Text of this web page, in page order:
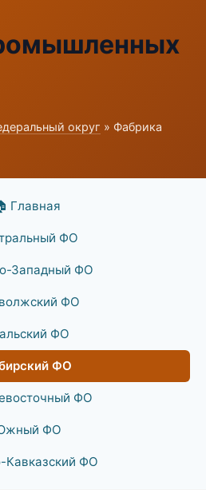
округ » Фабрика
Главная
ФО
Западный ФО
ФО
ФО
ФО
ФО
ФО
Кавказский ФО